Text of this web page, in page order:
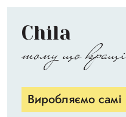
Chila
тому що кращі
Виробляємо самі